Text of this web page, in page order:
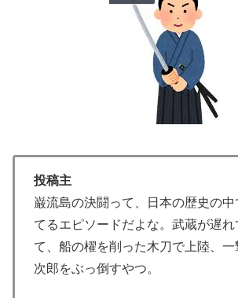
英国人「日本代表で一番好き」上田綺
が浮上！現地サポが大興奮！獲得を望
韓国人「PSG、日本の鈴木彩艶に約60
ー・・・」→「あいつがそれほどなの
「レギュラーとして出れるとは思わな
海外「蘇生した母親は翌日には母乳を
次の患者に顔面を殴られた」医師たち
い症例…
▶
【海外の反応】南アのGK、ペナルティ
勘違いして一発退場「どんな空間認
▶ 韓国人「日本の女子高生のセーラー服
投稿主
巌流島の決闘って、日本の歴史の
てるエピソードだよな。武蔵が遅れ
て、船の櫂を削った木刀で上陸、
次郎をぶっ倒すやつ。